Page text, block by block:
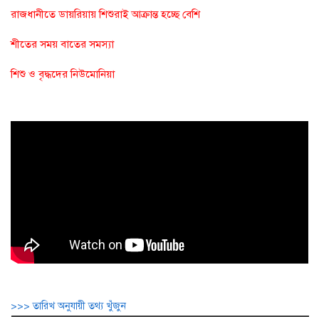
রাজধানীতে ডায়রিয়ায় শিশুরাই আক্রান্ত হচ্ছে বেশি
শীতের সময় বাতের সমস্যা
শিশু ও বৃদ্ধদের নিউমোনিয়া
>>> তারিখ অনুযায়ী তথ্য খুঁজুন